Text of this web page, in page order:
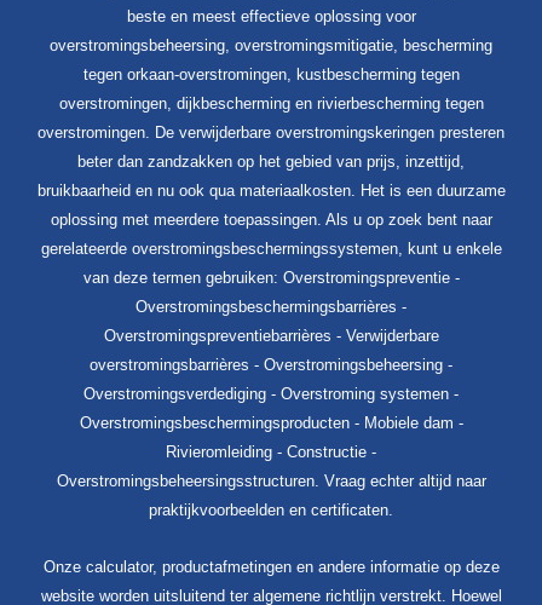
beste en meest effectieve oplossing voor
overstromingsbeheersing, overstromingsmitigatie, bescherming
tegen orkaan-overstromingen, kustbescherming tegen
overstromingen, dijkbescherming en rivierbescherming tegen
overstromingen. De verwijderbare overstromingskeringen presteren
beter dan zandzakken op het gebied van prijs, inzettijd,
bruikbaarheid en nu ook qua materiaalkosten. Het is een duurzame
oplossing met meerdere toepassingen. Als u op zoek bent naar
gerelateerde overstromingsbeschermingssystemen, kunt u enkele
van deze termen gebruiken: Overstromingspreventie -
Overstromingsbeschermingsbarrières -
Overstromingspreventiebarrières - Verwijderbare
overstromingsbarrières - Overstromingsbeheersing -
Overstromingsverdediging - Overstroming systemen -
Overstromingsbeschermingsproducten - Mobiele dam -
Rivieromleiding - Constructie -
Overstromingsbeheersingsstructuren. Vraag echter altijd naar
praktijkvoorbeelden en certificaten.
Onze calculator, productafmetingen en andere informatie op deze
website worden uitsluitend ter algemene richtlijn verstrekt. Hoewel